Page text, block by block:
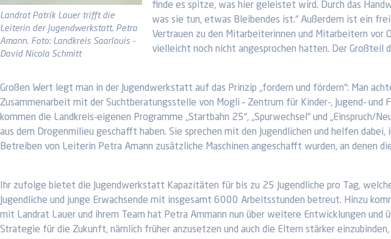
Landrat Patrik Lauer trifft die
Leiterin der Jugendwerkstatt, Petra
Amann. Foto: Landkreis Saarlouis -
David Nicola Schmitt
finde es spitze, was hier geleistet wird. Durch das
was sie tun, etwas Bleibendes ist.“ Außerdem ist ein
Vertrauen zu den Mitarbeiterinnen und Mitarbeitern vor
vielleicht noch nicht angesprochen hatten. Der Großteil
Großen Wert legt man in der Jugendwerkstatt auf das Prinzip „fordern und fördern“: Man
Zusammenarbeit mit der Suchtberatungsstelle von Mogli – Zentrum für Kinder-, Jugend-
kommen die Landkreis-eigenen Programme „Startbahn 25“, „Spurwechsel“ und
aus dem Drogenmilieu geschafft haben. Sie sprechen mit den Jugendlichen und helfen
Betreiben von Leiterin Petra Amann zusätzliche Maschinen angeschafft wurden, an denen
Ihr zufolge bietet die Jugendwerkstatt Kapazitäten für bis zu 25 Jugendliche pro Tag,
Jugendliche und junge Erwachsende mit insgesamt 6000 Arbeitsstunden betreut. Hinzu
mit Landrat Lauer und ihrem Team hat Petra Ammann nun über weitere Entwicklungen und
Strategie für die Zukunft, nämlich früher anzusetzen und auch die Eltern stärker